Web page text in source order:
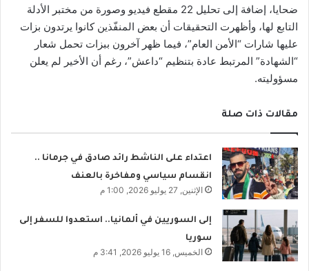
ضحايا، إضافة إلى تحليل 22 مقطع فيديو وصورة من مختبر الأدلة
التابع لها، وأظهرت التحقيقات أن بعض المنفّذين كانوا يرتدون بزات
عليها شارات “الأمن العام”، فيما ظهر آخرون ببزات تحمل شعار
“الشهادة” المرتبط عادة بتنظيم “داعش”، رغم أن الأخير لم يعلن
مسؤوليته.
مقالات ذات صلة
اعتداء على الناشط رائد صادق في جرمانا ..
انقسام سياسي ومفاخرة بالعنف
الإثنين, 27 يوليو 2026, 1:00 م
إلى السوريين في ألمانيا.. استعدوا للسفر إلى
سوريا
الخميس, 16 يوليو 2026, 3:41 م